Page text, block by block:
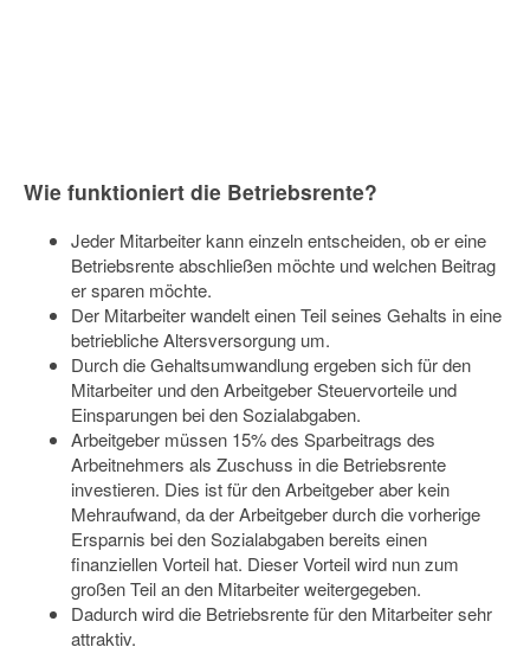
Wie funktioniert die Betriebsrente?
Jeder Mitarbeiter kann einzeln entscheiden, ob er eine
Betriebsrente abschließen möchte und welchen Beitrag
er sparen möchte.
Der Mitarbeiter wandelt einen Teil seines Gehalts in eine
betriebliche Altersversorgung um.
Durch die Gehaltsumwandlung ergeben sich für den
Mitarbeiter und den Arbeitgeber Steuervorteile und
Einsparungen bei den Sozialabgaben.
Arbeitgeber müssen 15% des Sparbeitrags des
Arbeitnehmers als Zuschuss in die Betriebsrente
investieren. Dies ist für den Arbeitgeber aber kein
Mehraufwand, da der Arbeitgeber durch die vorherige
Ersparnis bei den Sozialabgaben bereits einen
finanziellen Vorteil hat. Dieser Vorteil wird nun zum
großen Teil an den Mitarbeiter weitergegeben.
Dadurch wird die Betriebsrente für den Mitarbeiter sehr
attraktiv.